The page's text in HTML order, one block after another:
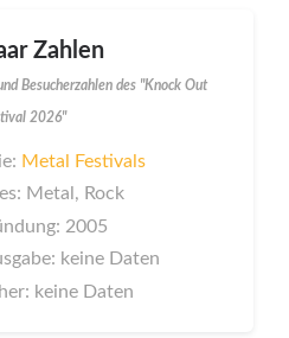
Zahlen
Besucherzahlen des "Knock Out
2026"
Metal Festivals
Metal, Rock
2005
keine Daten
keine Daten